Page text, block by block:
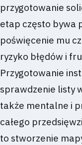
przygotowanie
etap często bywa
poświęcenie mu
ryzyko błędów i
Przygotowanie
sprawdzenie listy
także mentalne i
całego
to stworzenie